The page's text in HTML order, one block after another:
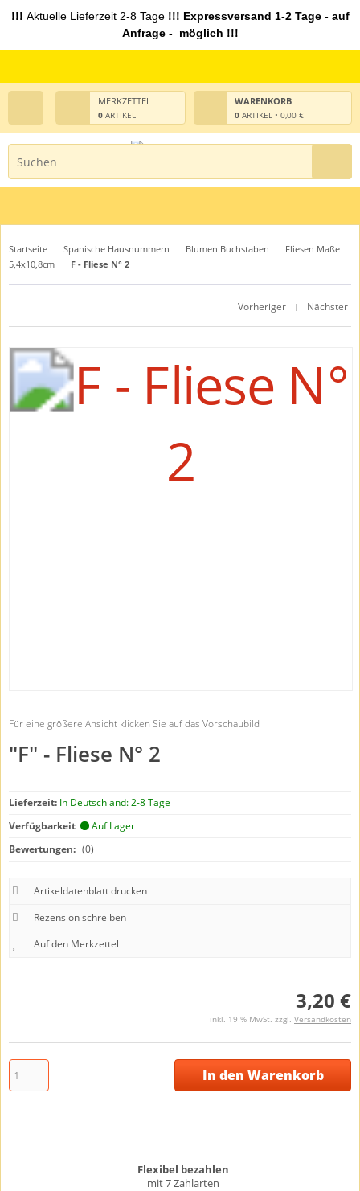
!!! Aktuelle Lieferzeit 2-8 Tage !!! Expressversand 1-2 Tage - auf
Anfrage - möglich !!!
WARENKORB
0 ARTIKEL • 0,00 €
MERKZETTEL
0 ARTIKEL
Startseite Spanische Hausnummern Blumen Buchstaben
Fliesen Maße
5,4x10,8cm
F - Fliese N° 2
Vorheriger | Nächster
Für eine größere Ansicht klicken Sie auf das Vorschaubild
"F" - Fliese N° 2
Lieferzeit: In Deutschland: 2-8 Tage
Verfügbarkeit
Auf Lager
Bewertungen: (0)
Artikeldatenblatt drucken
Rezension schreiben
3,20 €
inkl. 19 % MwSt. zzgl. Versandkosten
In den Warenkorb
Flexibel bezahlen
mit 7 Zahlarten